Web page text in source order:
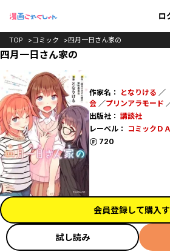
ロ
TOP コミック 四月一日さん家の
四月一日さん家の
作家名： となりける ／
会／プリンアラモード
出版社： 講談社
レーベル：
コミックＤ
720
ポイント
会員登録して購入
試し読み